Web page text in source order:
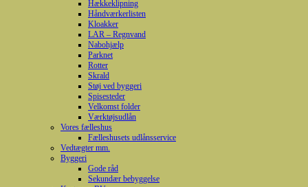
Hækkeklipning
Håndværkerlisten
Kloakker
LAR – Regnvand
Nabohjælp
Parknet
Rotter
Skrald
Støj ved byggeri
Spisesteder
Velkomst folder
Værktøjsudlån
Vores fælleshus
Fælleshusets udlånsservice
Vedtægter mm.
Byggeri
Gode råd
Sekundær bebyggelse